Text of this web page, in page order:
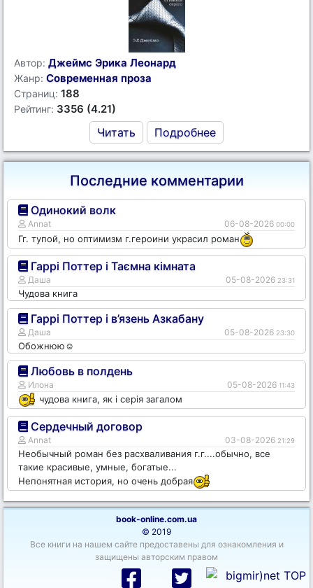
Автор: Джеймс Эрика Леонард
Жанр: Современная проза
Страниц: 188
Рейтинг: 3356 (4.21)
Читать Подробнее
Последние комментарии
Одинокий волк
Annat 06-08-2026 00:00
Гг. тупой, но оптимизм г.героини украсил роман
Гаррі Поттер і Таємна кімната
Даша 05-08-2026 23:31
Чудова книга
Гаррі Поттер і в’язень Азкабану
Даша 05-08-2026 23:30
Обожнюю☺️
Любовь в полдень
Илона 05-08-2026 11:43
чудова книга, як і серія загалом
Сердечный договор
Annat 03-08-2026 21:29
Необычный роман без расхваливания г.г....обычно, все
такие красивые, умные, богатые...
Непонятная история, но очень добрая
book-online.com.ua
© 2019
Все книги на нашем сайте предоставены для ознакомления и
защищены авторским правом